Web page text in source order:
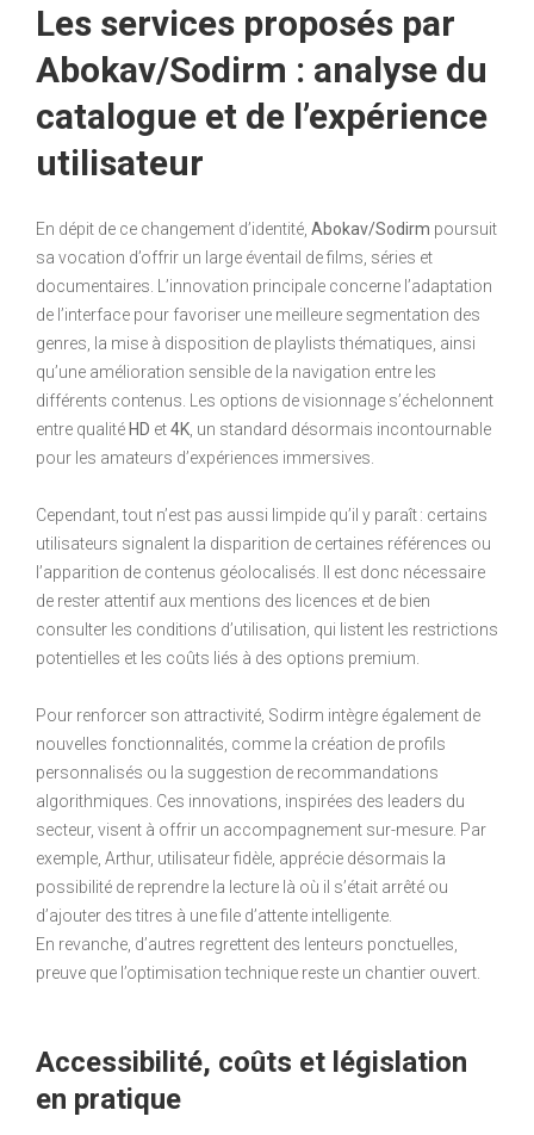
Les services proposés par
Abokav/Sodirm : analyse du
catalogue et de l’expérience
utilisateur
En dépit de ce changement d’identité, Abokav/Sodirm poursuit
sa vocation d’offrir un large éventail de films, séries et
documentaires. L’innovation principale concerne l’adaptation
de l’interface pour favoriser une meilleure segmentation des
genres, la mise à disposition de playlists thématiques, ainsi
qu’une amélioration sensible de la navigation entre les
différents contenus. Les options de visionnage s’échelonnent
entre qualité HD et4K , un standard désormais incontournable
pour les amateurs d’expériences immersives.
Cependant, tout n’est pas aussi limpide qu’il y paraît : certains
utilisateurs signalent la disparition de certaines références ou
l’apparition de contenus géolocalisés. Il est donc nécessaire
de rester attentif aux mentions des licences et de bien
consulter les conditions d’utilisation, qui listent les restrictions
potentielles et les coûts liés à des options premium.
Pour renforcer son attractivité, Sodirm intègre également de
nouvelles fonctionnalités, comme la création de profils
personnalisés ou la suggestion de recommandations
algorithmiques. Ces innovations, inspirées des leaders du
secteur, visent à offrir un accompagnement sur-mesure. Par
exemple, Arthur, utilisateur fidèle, apprécie désormais la
possibilité de reprendre la lecture là où il s’était arrêté ou
d’ajouter des titres à une file d’attente intelligente.
En revanche, d’autres regrettent des lenteurs ponctuelles,
preuve que l’optimisation technique reste un chantier ouvert.
Accessibilité, coûts et législation
en pratique